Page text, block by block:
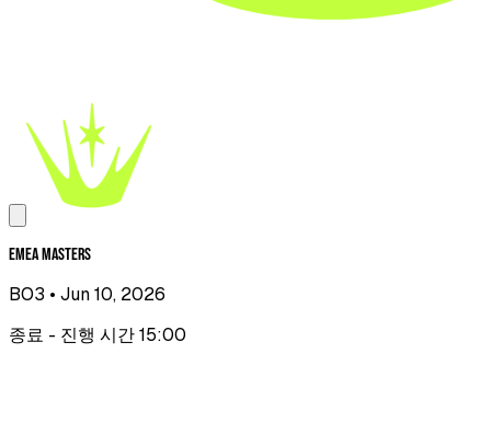
EMEA Masters
BO3 • Jun 10, 2026
종료 - 진행 시간 15:00